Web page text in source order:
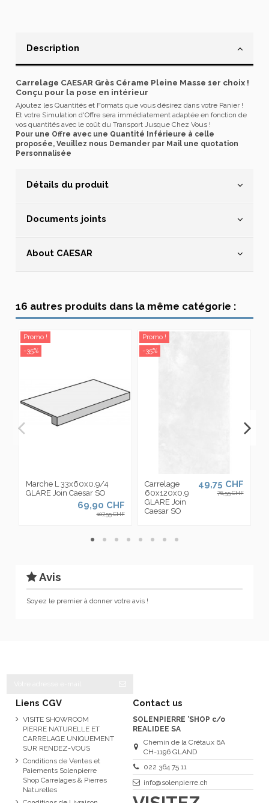
Description
Carrelage CAESAR Grès Cérame Pleine Masse 1er choix !
Conçu pour la pose en intérieur
Ajoutez les Quantités et Formats que vous désirez dans votre Panier !
Et votre Simulation d'Offre sera immédiatement adaptée en fonction de
vos quantités avec le coût du Transport Jusque Chez Vous !
Pour une Offre avec une Quantité Inférieure à celle
proposée, Veuillez nous Demander par Mail une quotation
Personnalisée
Détails du produit
Documents joints
About CAESAR
16 autres produits dans la même catégorie :
Promo !
-35%
Marche L 33x60x0.9/4
GLARE Join Caesar SO
69,90 CHF
107,55 CHF
Promo !
-35%
Carrelage
60x120x0.9
GLARE Join
Caesar SO
49,75 CHF
76,55 CHF
Avis
Soyez le premier à donner votre avis !
Liens CGV
VISITE SHOWROOM
PIERRE NATURELLE ET
CARRELAGE UNIQUEMENT
SUR RENDEZ-VOUS
Conditions de Ventes et
Paiements Solenpierre
Shop Carrelages & Pierres
Naturelles
Contact us
SOLENPIERRE 'SHOP c/o
REALIDEE SA
Chemin de la Crétaux 6A
CH-1196 GLAND
022 364 75 11
info@solenpierre.ch